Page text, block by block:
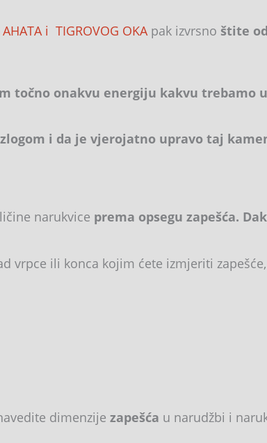
i TIGROVOG OKApak izvrsno štite
točno onakvu energiju kakvu trebamo
i da je vjerojatno upravo taj
narukvice prema opsegu zapešća.
vrpce ili konca kojim ćete izmjeriti
dimenzije zapešća u narudžbi i